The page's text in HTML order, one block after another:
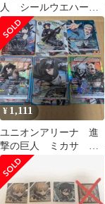
人 シールウエハー
ス ステッカー エレ
ン 20枚 まとめ売り
¥ 1,111
ユニオンアリーナ 進
撃の巨人 ミカサ サ
シャ ファルコ 星1
パラレル